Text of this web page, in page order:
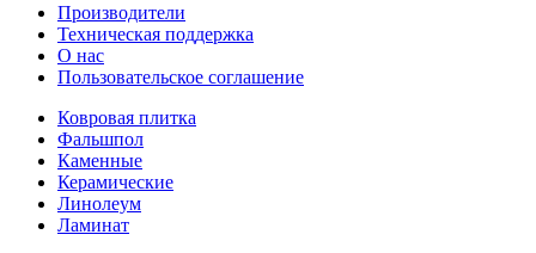
Производители
Техническая поддержка
О нас
Пользовательское соглашение
Ковровая плитка
Фальшпол
Каменные
Керамические
Линолеум
Ламинат